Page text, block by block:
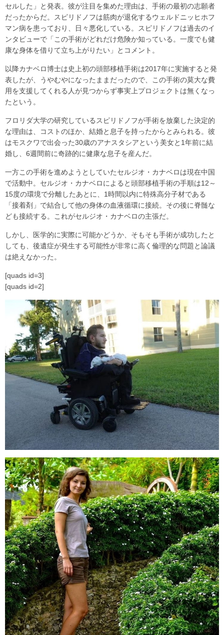
セルした」と発表。彼が注目を集めた理由は、手術の最初の志願者
だったからだ。スピリドノフは筋肉が退化するウェルドニッヒホフ
マン病を患っており、日々悪化している。スピリドノフは過去のイ
ンタビューで「この手術がどれだけ危険か知っている。一度でも健
康な身体を借りて立ち上がりたい」とコメント。
以降カナベロ博士は史上初の頭部移植手術は2017年に実施すると発
表したが、うやむやになったままだったので、この手術の莫大な費
用を支援してくれる人が見つからず事実上プロジェクトは無くなっ
たという。
フロリダ大学の研究しているスピリドノフが手術を放棄した決定的
な理由は、コストのほか、結婚と息子を持ったからとみられる。彼
はモスクワで出会った30歳のアナスタシアという美女と1年前に結
婚し、6週間前に奇跡的に健康な息子を産んだ。
一方この手術を進めようとしていたセルジオ・カナベロは現在中国
で活動中。セルジオ・カナベロによると頭部移植手術の手順は12～
15度の環境で分離したあとに、1時間以内に特殊高分子材である
「接着剤」で結合して他の身体の血液循環に接続。その後に脊髄な
ども接続する。これがセルジオ・カナベロの主張だ。
しかし、医学的に実際に可能かどうか、そもそも手術が成功したと
しても、後遺症が発生する可能性が非常に高く倫理的な問題と論議
は絶えなかった。
[quads id=3]
[quads id=2]